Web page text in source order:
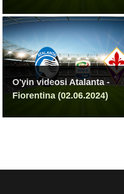
O'yin videosi Atalanta -
Fiorentina (02.06.2024)